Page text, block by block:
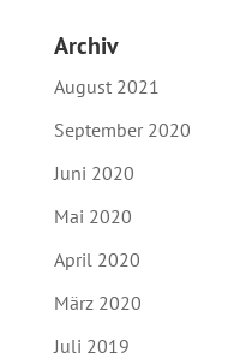
Archiv
August 2021
September 2020
Juni 2020
Mai 2020
April 2020
März 2020
Juli 2019